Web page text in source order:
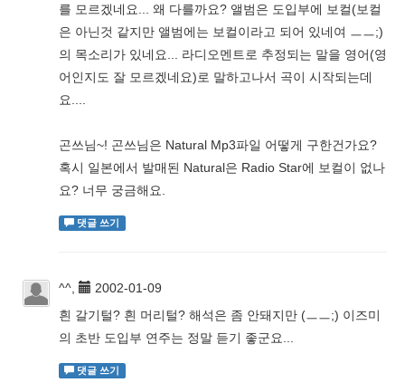
를 모르겠네요... 왜 다를까요? 앨범은 도입부에 보컬(보컬
은 아닌것 같지만 앨범에는 보컬이라고 되어 있네여 ㅡㅡ;)
의 목소리가 있네요... 라디오멘트로 추정되는 말을 영어(영
어인지도 잘 모르겠네요)로 말하고나서 곡이 시작되는데
요....
곤쓰님~! 곤쓰님은 Natural Mp3파일 어떻게 구한건가요?
혹시 일본에서 발매된 Natural은 Radio Star에 보컬이 없나
요? 너무 궁금해요.
댓글 쓰기
^^,
2002-01-09
흰 갈기털? 흰 머리털? 해석은 좀 안돼지만 (ㅡㅡ;) 이즈미
의 초반 도입부 연주는 정말 듣기 좋군요...
댓글 쓰기